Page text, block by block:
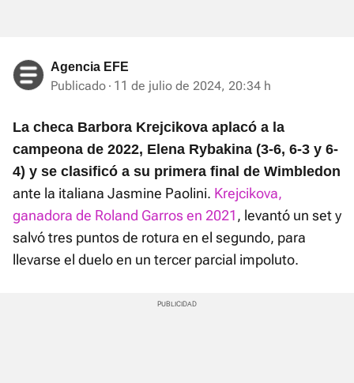
Agencia EFE
Publicado 11 de julio de 2024, 20:34 h
La checa Barbora Krejcikova aplacó a la
campeona de 2022, Elena Rybakina (3-6, 6-3 y 6-
4) y se clasificó a su primera final de Wimbledon
ante la italiana Jasmine Paolini. Krejcikova,
ganadora de Roland Garros en 2021, levantó un set y
salvó tres puntos de rotura en el segundo, para
llevarse el duelo en un tercer parcial impoluto.